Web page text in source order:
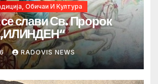
Обичаи И Култура
слави Св. Пророк
RADOVIS NEWS